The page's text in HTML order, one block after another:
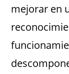
mejorar en